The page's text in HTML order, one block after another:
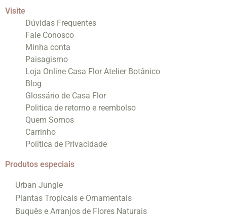
Visite
Dúvidas Frequentes
Fale Conosco
Minha conta
Paisagismo
Loja Online Casa Flor Atelier Botânico
Blog
Glossário de Casa Flor
Politica de retorno e reembolso
Quem Somos
Carrinho
Política de Privacidade
Produtos especiais
Urban Jungle
Plantas Tropicais e Ornamentais
Buquês e Arranjos de Flores Naturais